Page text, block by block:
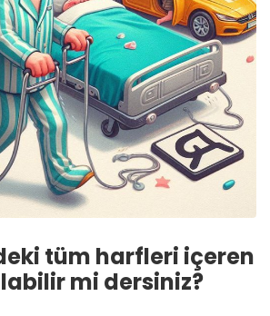
tüm harfleri içeren
mi dersiniz?